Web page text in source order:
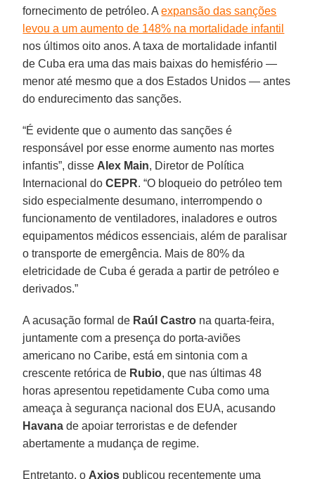
fornecimento de petróleo. Aexpansão das sanções
levou a um aumento de 148% na mortalidade infantil
nos últimos oito anos. A taxa de mortalidade infantil
de Cuba era uma das mais baixas do hemisfério —
menor até mesmo que a dos Estados Unidos — antes
do endurecimento das sanções.
“É evidente que o aumento das sanções é
responsável por esse enorme aumento nas mortes
infantis”, disse Alex Main, Diretor de Política
Internacional doCEPR. “O bloqueio do petróleo tem
sido especialmente desumano, interrompendo o
funcionamento de ventiladores, inaladores e outros
equipamentos médicos essenciais, além de paralisar
o transporte de emergência. Mais de 80% da
eletricidade de Cuba é gerada a partir de petróleo e
derivados.”
A acusação formal de Raúl Castro na quarta-feira,
juntamente com a presença do porta-aviões
americano no Caribe, está em sintonia com a
crescente retórica de Rubio, que nas últimas 48
horas apresentou repetidamente Cuba como uma
ameaça à segurança nacional dos EUA, acusando
Havana de apoiar terroristas e de defender
abertamente a mudança de regime.
Entretanto, o Axios publicou recentemente uma